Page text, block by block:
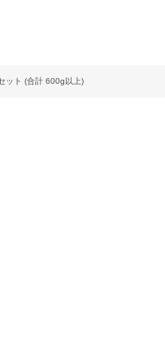
ット (合計 600g以上)